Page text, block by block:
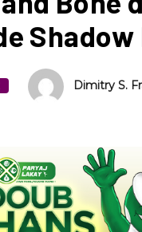
Shadow
Dimitry S.